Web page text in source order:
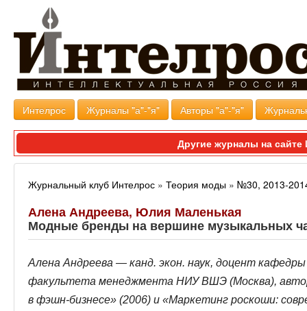
Интелрос Журналы "а"-"я" Авторы "а"-"я"
Другие журналы на
Журнальный клуб Интелрос » Теория моды » №30, 2013-
Алена Андреева, Юлия Маленькая
Модные бренды на вершине музыкальных
Алена Андреева — канд. экон. наук, доцент
факультета менеджмента НИУ ВШЭ (Москва),
в фэшн-бизнесе» (2006) и «Маркетинг роскоши: